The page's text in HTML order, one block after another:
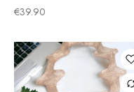
€39.90